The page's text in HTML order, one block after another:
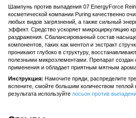
Шампунь против выпадения 07 EnergyForce
косметической компании Puring качественно
любых видов загрязнений, а также сильный
эффект. Средство ускоряет микроциркуляцию
раздражения. Сбалансированный состав
компонентов, таких как ментол и экстракт
проникают глубоко в структуру,
полезными микроэлементами. Препарат создан
применения и обладает приятным мятным
Инструкция: Намочите пряди, распределите
вспените, смойте большим количеством
результата используйте лосьон против